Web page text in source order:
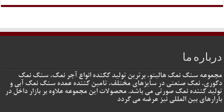
درباره ما
مجموعه سنگ نمک هالیتو، برترین تولید ککنده انواع آجر نمک، سنگ نمک
دکوری، نمک صنعتی در سایزهای مختلف، تامین کننده عمده سنگ نمک آبی و
تولید کننده نمک صورتی می باشد. محصولات این مجموعه علاوه بر بازار داخل در
بارارهای بین المللی نیز عرضه می گردد